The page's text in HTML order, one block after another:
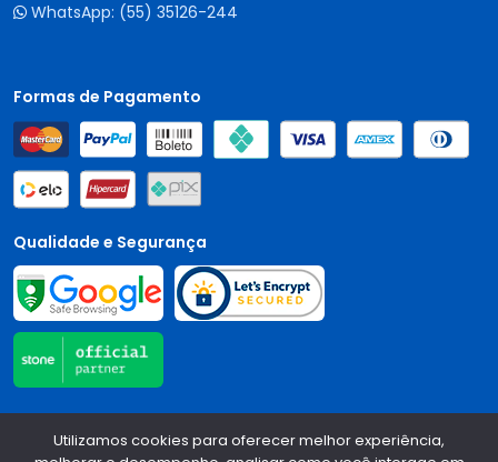
WhatsApp: (55) 35126-244
Formas de Pagamento
Qualidade e Segurança
Central Auto Peças - CNPJ: 90.196.999/0001-89
Todos os
direitos reservados.2026
Utilizamos cookies para oferecer melhor experiência,